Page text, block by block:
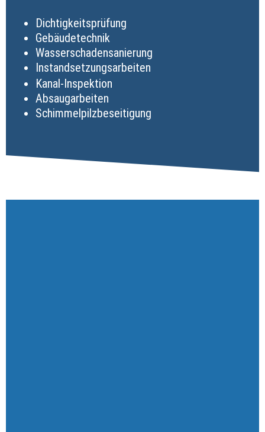
Dichtigkeitsprüfung
Gebäudetechnik
Wasserschadensanierung
Instandsetzungsarbeiten
Kanal-Inspektion
Absaugarbeiten
Schimmelpilzbeseitigung